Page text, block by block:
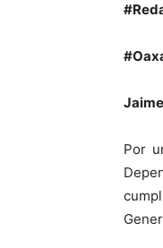
Jaime
Por